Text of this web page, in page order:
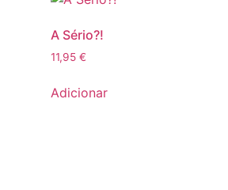
A Sério?!
11,95 €
Adicionar